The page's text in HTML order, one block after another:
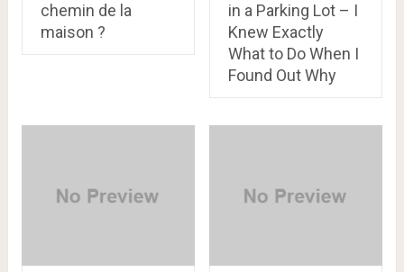
chemin de la
maison ?
in a Parking Lot – I
Knew Exactly
What to Do When I
Found Out Why